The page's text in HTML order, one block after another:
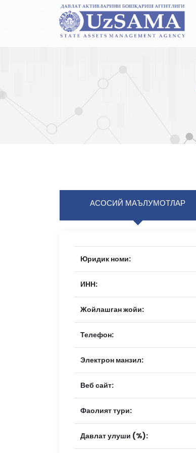
АСОСИЙ МАЪЛУМОТЛАР
Юридик номи:
ИНН:
Жойлашган жойи:
Телефон:
Электрон манзил:
Веб сайт:
Фаолият тури:
Давлат улуши (%):